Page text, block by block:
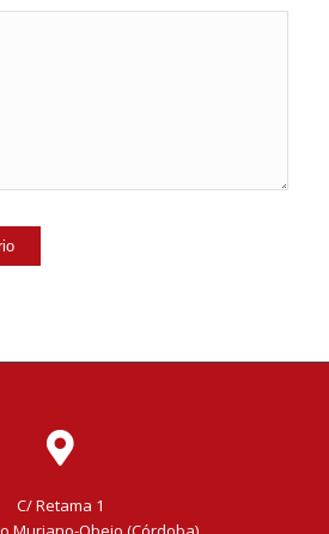
C/ Retama 1